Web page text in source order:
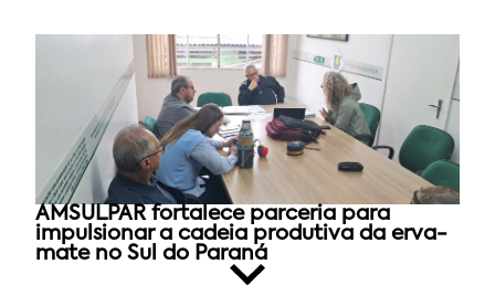
AMSULPAR fortalece parceria para
impulsionar a cadeia produtiva da erva-
mate no Sul do Paraná